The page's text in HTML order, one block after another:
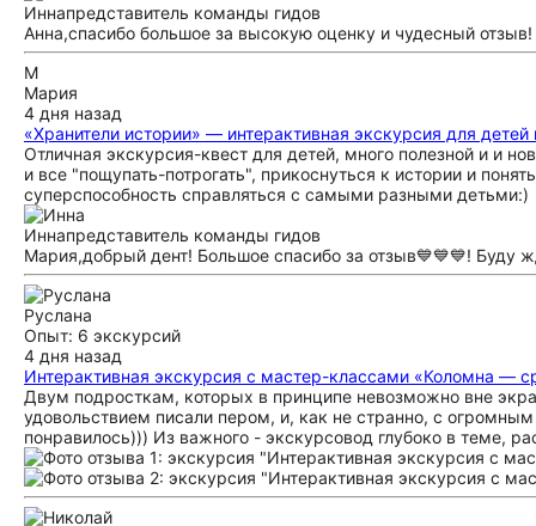
Иннапредставитель команды гидов
Анна,спасибо большое за высокую оценку и чудесный отзыв!
М
Мария
4 дня назад
«Хранители истории» — интерактивная экскурсия для детей
Отличная экскурсия-квест для детей, много полезной и и
и все "пощупать-потрогать", прикоснуться к истории и
суперспособность справляться с самыми разными детьми:)
Иннапредставитель команды гидов
Мария,добрый дент! Большое спасибо за отзыв💙💙💙! Буду
Руслана
Опыт: 6 экскурсий
4 дня назад
Интерактивная экскурсия с мастер-классами «Коломна —
Двум подросткам, которых в принципе невозможно вне
удовольствием писали пером, и, как не странно, с
понравилось))) Из важного - экскурсовод глубоко в теме,